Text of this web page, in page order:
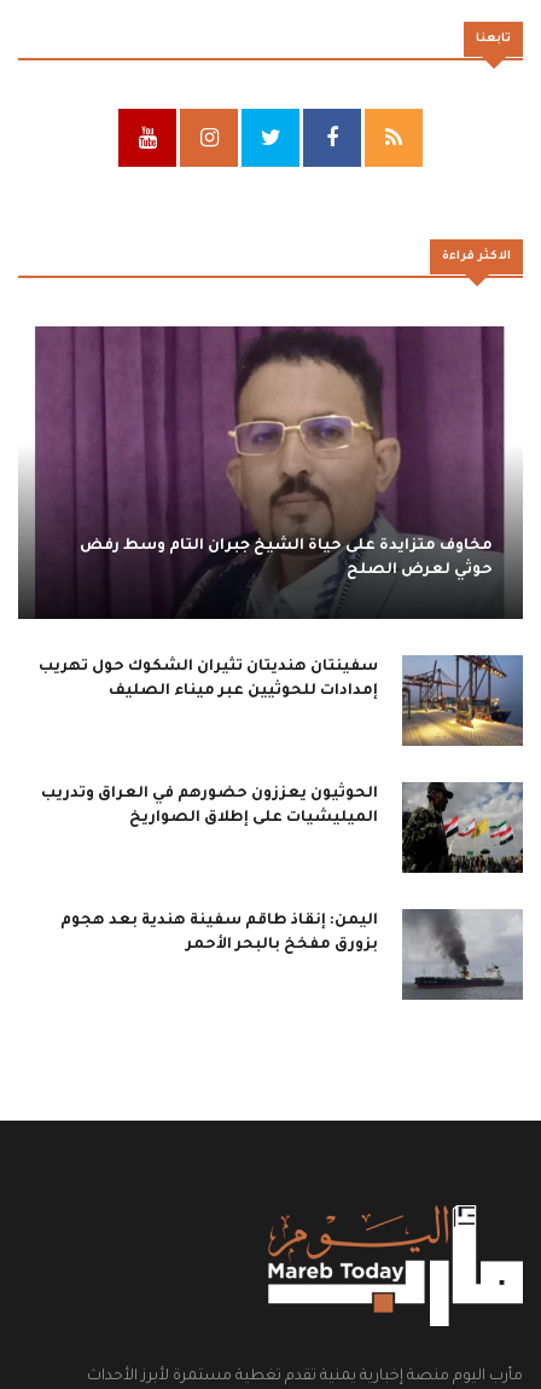
تابعنا
الاكثر قراءة
مخاوف متزايدة على حياة الشيخ جبران التام وسط رفض
حوثي لعرض الصلح
سفينتان هنديتان تثيران الشكوك حول تهريب
إمدادات للحوثيين عبر ميناء الصليف
الحوثيون يعززون حضورهم في العراق وتدريب
الميليشيات على إطلاق الصواريخ
اليمن: إنقاذ طاقم سفينة هندية بعد هجوم
بزورق مفخخ بالبحر الأحمر
مأرب اليوم منصة إخبارية يمنية تقدم تغطية مستمرة لأبرز الأحداث